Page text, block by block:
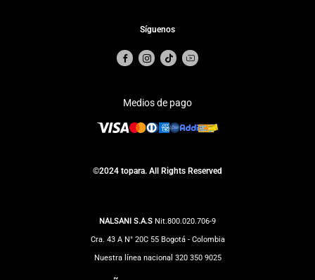
Síguenos
Medios de pago
©2024 topara. All Rights Reserved
NALSANI S.A.S Nit.800.020.706-9
Cra. 43 A N° 20C 55 Bogotá - Colombia
Nuestra línea nacional 320 350 9025
Correo Notificaciones judiciales: